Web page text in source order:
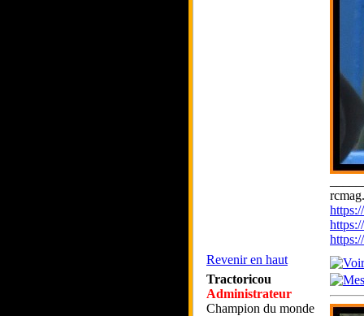
Revenir en haut
Tractoricou
Administrateur
Champion du monde